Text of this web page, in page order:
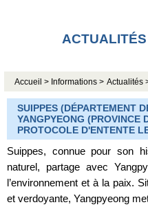
ACTUALITÉS
Accueil > Informations > Actualités
SUIPPES (DÉPARTEMENT
YANGPYEONG (PROVINCE
PROTOCOLE D'ENTENTE
Suippes, connue pour son
naturel, partage avec
l’environnement et à la paix.
et verdoyante, Yangpyeong